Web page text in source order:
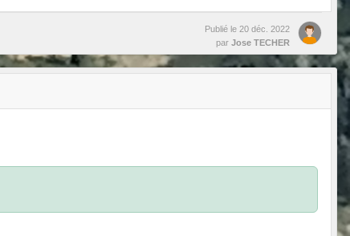
Publié le 20 déc. 2022
par Jose TECHER